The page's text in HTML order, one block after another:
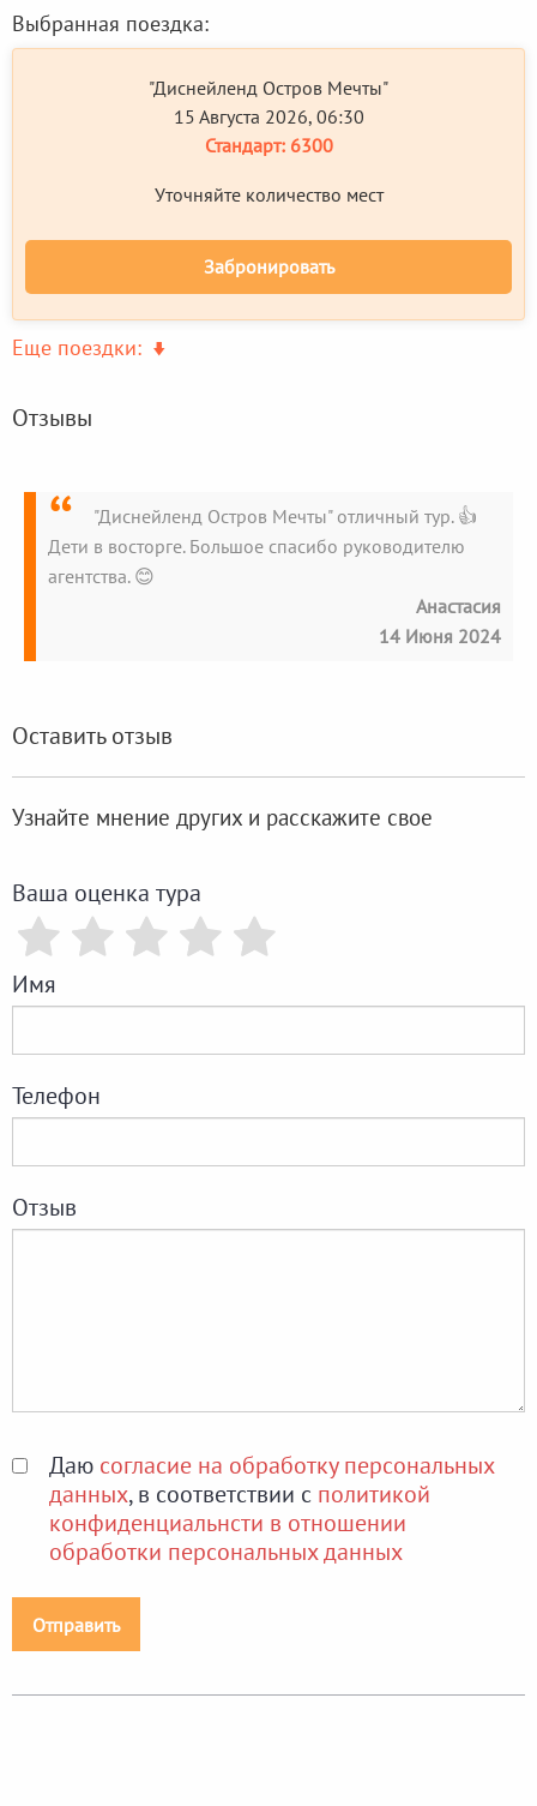
Выбранная поездка:
"Диснейленд Остров Мечты"
15 Августа 2026, 06:30
Стандарт:6300
Уточняйте количество мест
Забронировать
Еще поездки:
Отзывы
"Диснейленд Остров Мечты" отличный тур. 👍
Дети в восторге. Большое спасибо руководителю
агентства. 😊
Анастасия
14 Июня 2024
Оставить отзыв
Узнайте мнение других и расскажите свое
Ваша оценка тура
Имя
Телефон
Отзыв
Даю согласие на обработку персональных
данных, в соответствии с политикой
конфиденциальнсти в отношении
обработки персональных данных